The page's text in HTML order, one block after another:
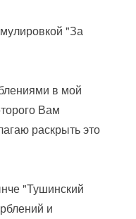
"За
в мой
Вам
раскрыть это
"Тушинский
и